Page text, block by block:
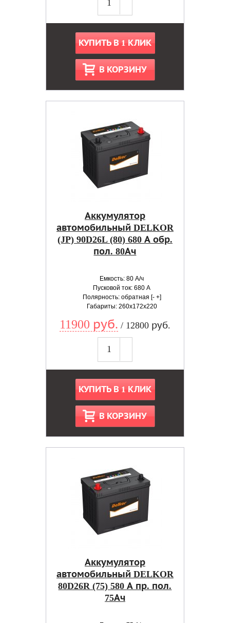
КУПИТЬ В 1 КЛИК
В КОРЗИНУ
Аккумулятор
автомобильный DELKOR
(JP) 90D26L (80) 680 А обр.
пол. 80Ач
Емкость: 80 А/ч
Пусковой ток: 680 А
Полярность: обратная [- +]
Габариты: 260x172x220
11900 руб. / 12800 руб.
КУПИТЬ В 1 КЛИК
В КОРЗИНУ
Аккумулятор
автомобильный DELKOR
80D26R (75) 580 А пр. пол.
75Ач